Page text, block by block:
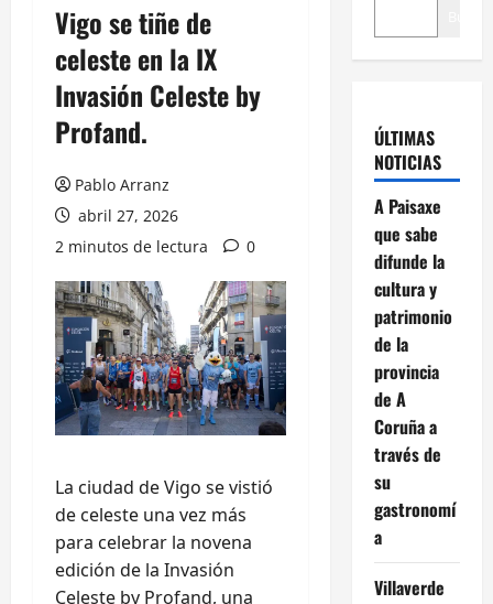
Vigo se tiñe de
celeste en la IX
Invasión Celeste by
Profand.
Pablo Arranz
abril 27, 2026
2 minutos de lectura
0
La ciudad de Vigo se vistió
de celeste una vez más
para celebrar la novena
edición de la Invasión
Celeste by Profand, una
ÚLTIMAS
NOTICIAS
A Paisaxe
que sabe
difunde la
cultura y
patrimonio
de la
provincia
de A
Coruña a
través de
su
gastronomí
a
Villaverde